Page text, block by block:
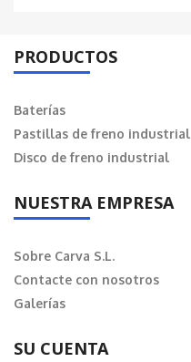
PRODUCTOS
Baterías
Pastillas de freno industrial
Disco de freno industrial
NUESTRA EMPRESA
Sobre Carva S.L.
Contacte con nosotros
Galerías
SU CUENTA